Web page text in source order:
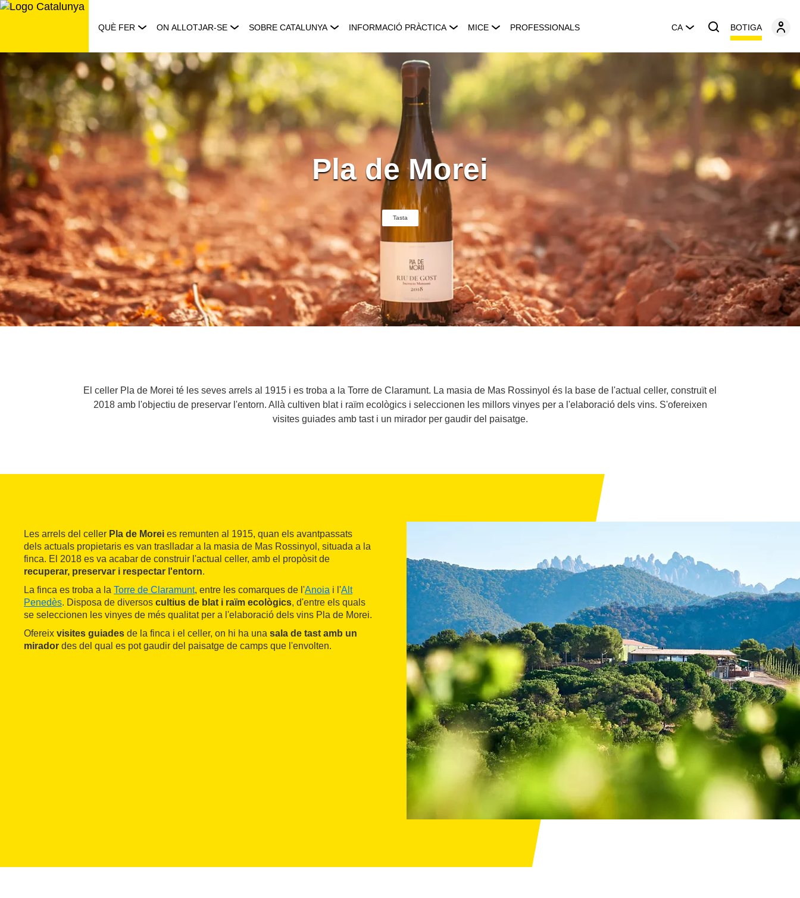
Saltar
QUÈ FER ON ALLOTJAR-SE SOBRE CATALUNYA INFORMACIÓ PRÀCTICA MICE PROFESSIONALS CA BOTIGA
Pla de Morei
Tasta
El celler Pla de Morei té les seves arrels al 1915 i es troba a la Torre de Claramunt. La masia de Mas Rossinyol és la base de l'actual celler, construït el
2018 amb l'objectiu de preservar l'entorn. Allà cultiven blat i raïm ecològics i seleccionen les millors vinyes per a l'elaboració dels vins. S'ofereixen
visites guiades amb tast i un mirador per gaudir del paisatge.
Les arrels del celler Pla de Morei es remunten al 1915, quan els avantpassats
dels actuals propietaris es van traslladar a la masia de Mas Rossinyol, situada a la
finca. El 2018 es va acabar de construir l'actual celler, amb el propòsit de
recuperar, preservar i respectar l'entorn.
La finca es troba a la Torre de Claramunt, entre les comarques de l'Anoia i l'Alt
Penedès. Disposa de diversos cultius de blat i raïm ecològics, d'entre els quals
se seleccionen les vinyes de més qualitat per a l'elaboració dels vins Pla de Morei.
Ofereix visites guiades de la finca i el celler, on hi ha una sala de tast amb un
mirador des del qual es pot gaudir del paisatge de camps que l'envolten.